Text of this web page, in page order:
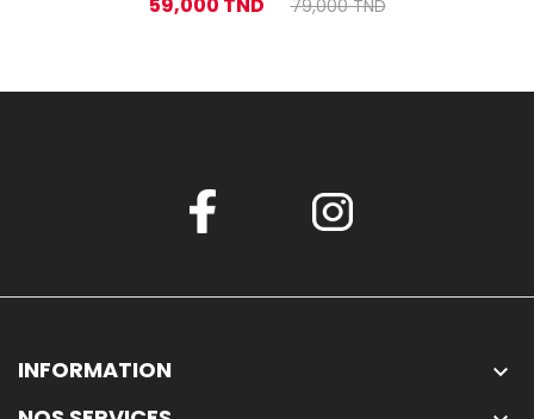
59,000 TND 79,000 TND
INFORMATION 